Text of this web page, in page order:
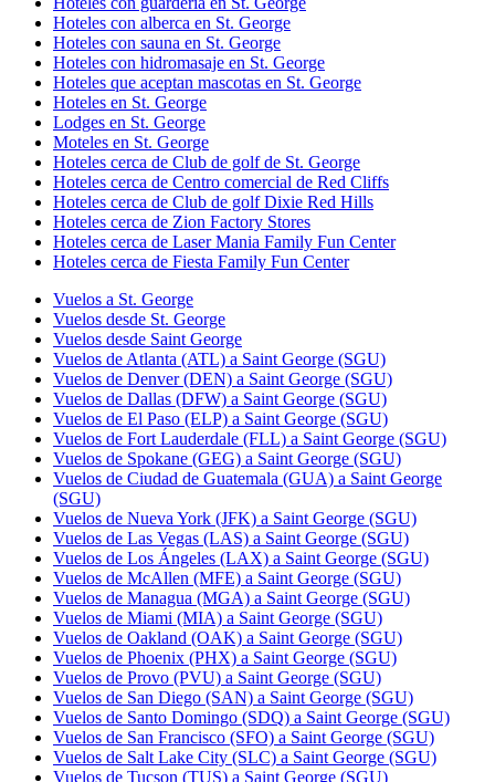
Hoteles con alberca en St. George
Hoteles con sauna en St. George
Hoteles con hidromasaje en St. George
Hoteles que aceptan mascotas en St. George
Hoteles en St. George
Lodges en St. George
Moteles en St. George
Hoteles cerca de Club de golf de St. George
Hoteles cerca de Centro comercial de Red Cliffs
Hoteles cerca de Club de golf Dixie Red Hills
Hoteles cerca de Zion Factory Stores
Hoteles cerca de Laser Mania Family Fun Center
Hoteles cerca de Fiesta Family Fun Center
Vuelos a St. George
Vuelos desde St. George
Vuelos desde Saint George
Vuelos de Atlanta (ATL) a Saint George (SGU)
Vuelos de Denver (DEN) a Saint George (SGU)
Vuelos de Dallas (DFW) a Saint George (SGU)
Vuelos de El Paso (ELP) a Saint George (SGU)
Vuelos de Fort Lauderdale (FLL) a Saint George (SGU)
Vuelos de Spokane (GEG) a Saint George (SGU)
Vuelos de Ciudad de Guatemala (GUA) a Saint George
(SGU)
Vuelos de Nueva York (JFK) a Saint George (SGU)
Vuelos de Las Vegas (LAS) a Saint George (SGU)
Vuelos de Los Ángeles (LAX) a Saint George (SGU)
Vuelos de McAllen (MFE) a Saint George (SGU)
Vuelos de Managua (MGA) a Saint George (SGU)
Vuelos de Miami (MIA) a Saint George (SGU)
Vuelos de Oakland (OAK) a Saint George (SGU)
Vuelos de Phoenix (PHX) a Saint George (SGU)
Vuelos de Provo (PVU) a Saint George (SGU)
Vuelos de San Diego (SAN) a Saint George (SGU)
Vuelos de Santo Domingo (SDQ) a Saint George (SGU)
Vuelos de San Francisco (SFO) a Saint George (SGU)
Vuelos de Salt Lake City (SLC) a Saint George (SGU)
Vuelos de Tucson (TUS) a Saint George (SGU)